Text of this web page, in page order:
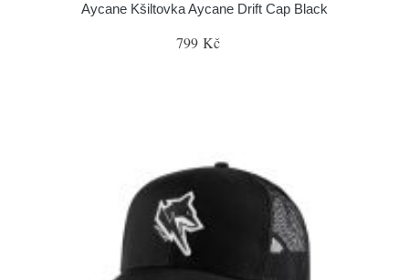
Aycane Kšiltovka Aycane Drift Cap Black
799 Kč